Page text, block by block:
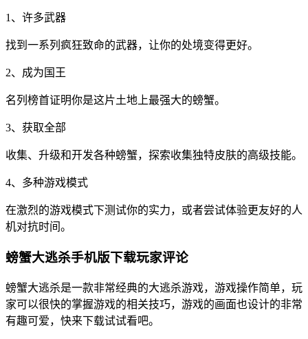
1、许多武器
找到一系列疯狂致命的武器，让你的处境变得更好。
2、成为国王
名列榜首证明你是这片土地上最强大的螃蟹。
3、获取全部
收集、升级和开发各种螃蟹，探索收集独特皮肤的高级技能。
4、多种游戏模式
在激烈的游戏模式下测试你的实力，或者尝试体验更友好的人
机对抗时间。
螃蟹大逃杀手机版下载玩家评论
螃蟹大逃杀是一款非常经典的大逃杀游戏，游戏操作简单，玩
家可以很快的掌握游戏的相关技巧，游戏的画面也设计的非常
有趣可爱，快来下载试试看吧。